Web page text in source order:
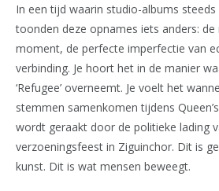
In een tijd waarin studio-albums
toonden deze opnames iets anders:
moment, de perfecte imperfectie van
verbinding. Je hoort het in de manier
‘Refugee’ overneemt. Je voelt het
stemmen samenkomen tijdens Queen’s
wordt geraakt door de politieke lading
verzoeningsfeest in Ziguinchor. Dit is
kunst. Dit is wat mensen beweegt.